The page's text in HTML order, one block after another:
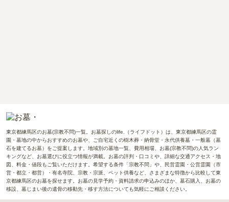
東京都練馬区のお墓(宗教不問)一覧。お墓探しのlife.（ライフドット）は、東京都練馬区の霊
園・墓地の中からおすすめのお墓や、ご自宅近くの樹木葬・納骨堂・永代供養墓・一般墓（墓
石を建てるお墓）をご提案します。地域別の墓地一覧、費用相場、お墓(宗教不問)の人気ラン
キングなど、お墓選びに役立つ情報が満載。お墓の評判・口コミや、詳細な交通アクセス・地
図、料金・値段もご覧いただけます。希望する条件「宗教不問」や、民営霊園・公営霊園（市
営・都立・都営）・有名寺院、宗教・宗派、ペット供養など、さまざまな特徴から比較して東
京都練馬区のお墓を探せます。お墓の見学予約・資料請求の申込みのほか、墓石購入、お墓の
移設、墓じまい後の遺骨の移動先・移す方法についても気軽にご相談ください。